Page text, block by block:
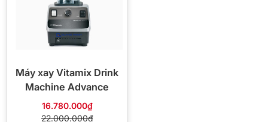
Máy xay Vitamix Drink
Machine Advance
16.780.000₫
22.000.000₫